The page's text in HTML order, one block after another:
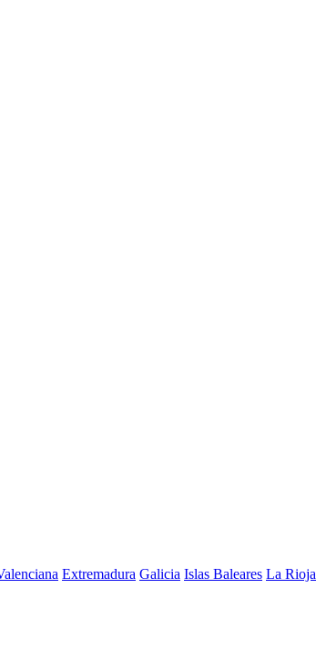
Extremadura Galicia Islas Baleares La Rioja